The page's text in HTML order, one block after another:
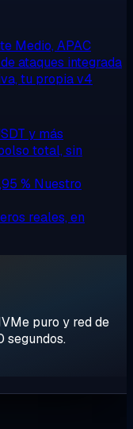
Medio, APAC
ataques integrada
tu propia v4
y más
total, sin
% Nuestro
reales, en
puro y red de
segundos.